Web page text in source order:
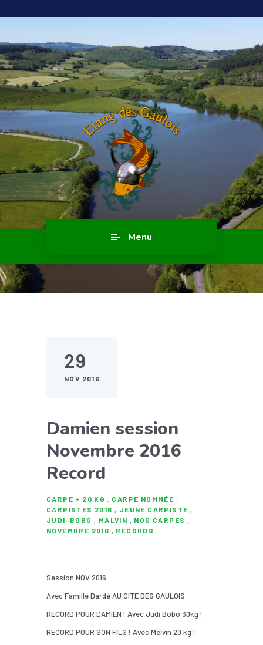
Menu
29
NOV 2016
Damien session
Novembre 2016
Record
CARPE + 20 KG , CARPE NOMMÉE ,
CARPISTES 2016 , JEUNE CARPISTE ,
JUDI-BOBO , MALVIN , NOS CARPES ,
NOVEMBRE 2016 , RECORDS
Session NOV 2016
Avec Famille Dardé AU GITE DES GAULOIS
RECORD POUR DAMIEN ! Avec Judi Bobo 30kg !
RECORD POUR SON FILS ! Avec Melvin 20 kg !